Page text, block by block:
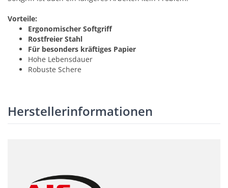
Vorteile:
Ergonomischer Softgriff
Rostfreier Stahl
Für besonders kräftiges Papier
Hohe Lebensdauer
Robuste Schere
Herstellerinformationen